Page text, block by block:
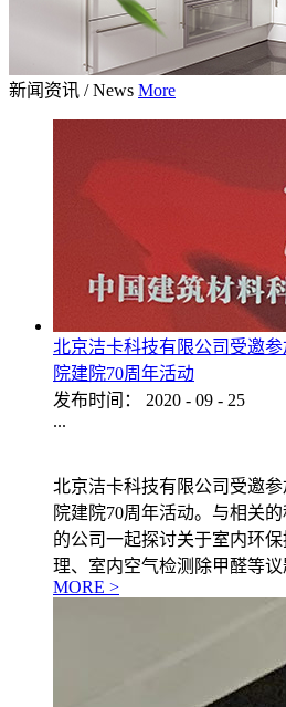
新闻资讯 / News More
北京洁卡科技有限公司受邀
院建院70周年活动
发布时间：
2020 - 09 - 25
...
北京洁卡科技有限公司受邀
院建院70周年活动。与相关
的公司一起探讨关于室内环
理、室内空气检测除甲醛等议
MORE >